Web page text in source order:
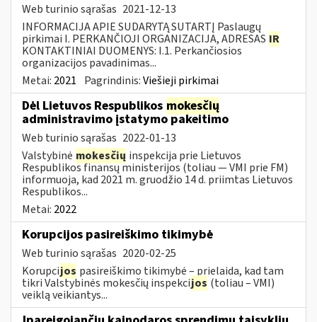
Web turinio sąrašas 2021-12-13
INFORMACIJA APIE SUDARYTĄ SUTARTĮ Paslaugų
pirkimai I. PERKANČIOJI ORGANIZACIJA, ADRESAS IR
KONTAKTINIAI DUOMENYS: I.1. Perkančiosios
organizacijos pavadinimas...
Metai: 2021 Pagrindinis:Viešieji pirkimai
Dėl Lietuvos Respublikos mokesčių
administravimo įstatymo pakeitimo
Web turinio sąrašas 2022-01-13
Valstybinė mokesčių inspekcija prie Lietuvos
Respublikos finansų ministerijos (toliau — VMI prie FM)
informuoja, kad 2021 m. gruodžio 14 d. priimtas Lietuvos
Respublikos...
Metai: 2022
Korupcijos pasireiškimo tikimybė
Web turinio sąrašas 2020-02-25
Korupcijos pasireiškimo tikimybė – prielaida, kad tam
tikri Valstybinės mokesčių inspekcijos (toliau – VMI)
veiklą veikiantys...